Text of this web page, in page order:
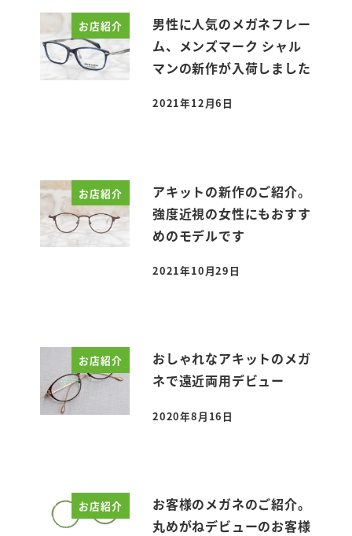
お店紹介
男性に人気のメガネフレー
ム、メンズマーク シャル
マンの新作が入荷しました
投稿日
2021年12月6日
お店紹介
アキットの新作のご紹介。
強度近視の女性にもおすす
めのモデルです
投稿日
2021年10月29日
お店紹介
おしゃれなアキットのメガ
ネで遠近両用デビュー
投稿日
2020年8月16日
お店紹介
お客様のメガネのご紹介。
丸めがねデビューのお客様